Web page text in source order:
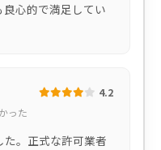
心的で満足してい
った
4.2
。正式な許可業者